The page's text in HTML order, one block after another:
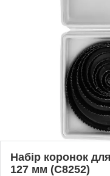
Набір коронок
127 мм (C8252)